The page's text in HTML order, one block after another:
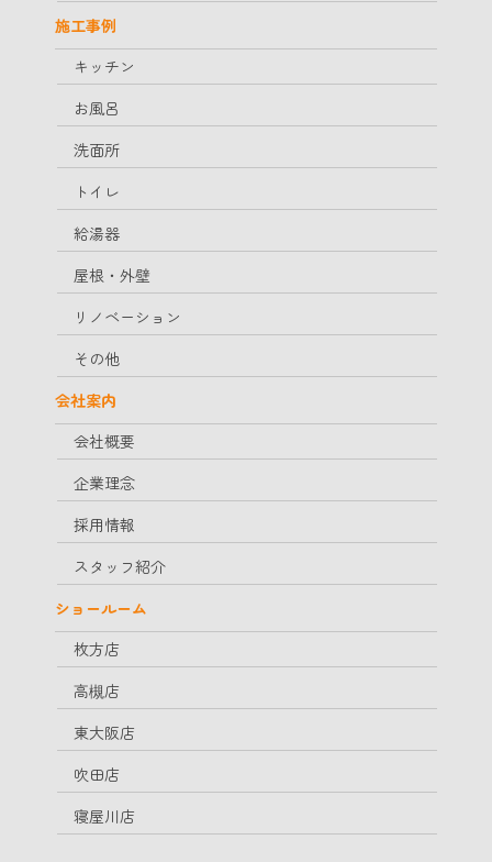
施工事例
キッチン
お風呂
洗面所
トイレ
給湯器
屋根・外壁
リノベーション
その他
会社案内
会社概要
企業理念
採用情報
スタッフ紹介
ショールーム
枚方店
高槻店
東大阪店
吹田店
寝屋川店